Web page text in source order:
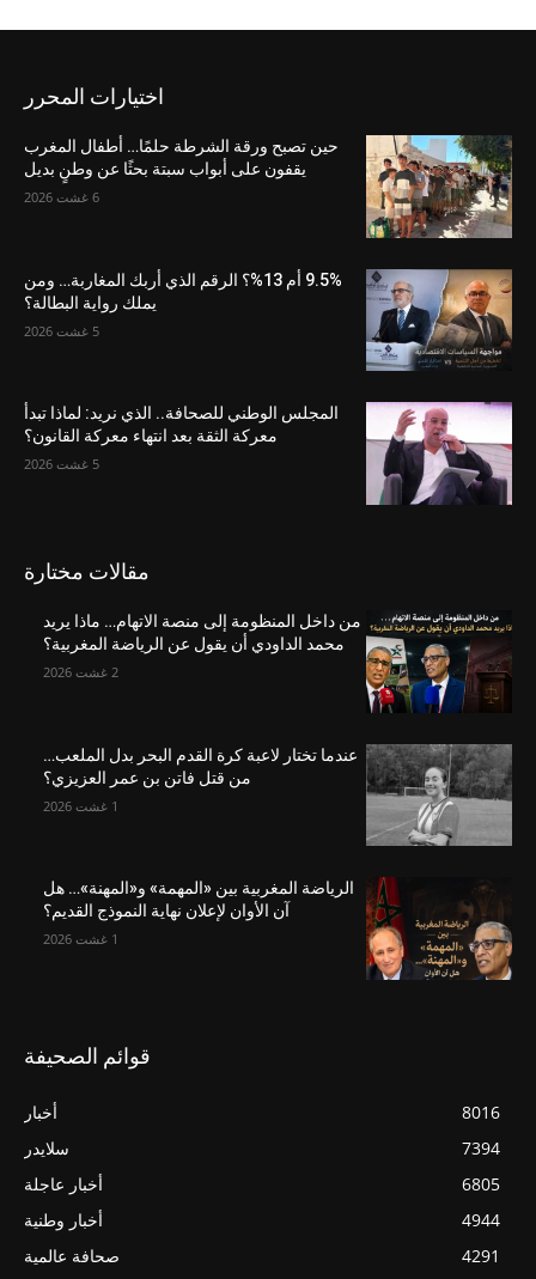
اختيارات المحرر
حين تصبح ورقة الشرطة حلمًا… أطفال المغرب
يقفون على أبواب سبتة بحثًا عن وطنٍ بديل
6 غشت 2026
9.5% أم 13%؟ الرقم الذي أربك المغاربة… ومن
يملك رواية البطالة؟
5 غشت 2026
المجلس الوطني للصحافة.. الذي نريد: لماذا تبدأ
معركة الثقة بعد انتهاء معركة القانون؟
5 غشت 2026
مقالات مختارة
من داخل المنظومة إلى منصة الاتهام… ماذا يريد
محمد الداودي أن يقول عن الرياضة المغربية؟
2 غشت 2026
عندما تختار لاعبة كرة القدم البحر بدل الملعب…
من قتل فاتن بن عمر العزيزي؟
1 غشت 2026
الرياضة المغربية بين «المهمة» و«المهنة»… هل
آن الأوان لإعلان نهاية النموذج القديم؟
1 غشت 2026
قوائم الصحيفة
أخبار
8016
سلايدر
7394
أخبار عاجلة
6805
أخبار وطنية
4944
صحافة عالمية
4291